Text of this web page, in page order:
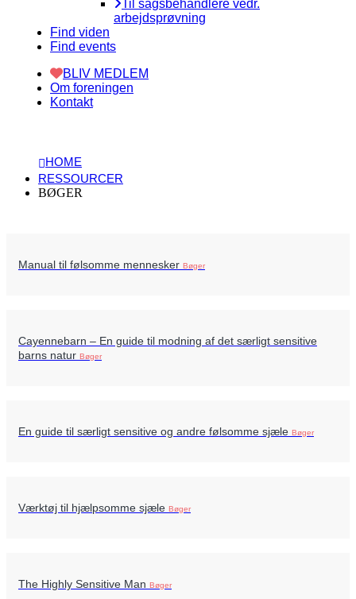
Til sagsbehandlere vedr.
arbejdsprøvning
Find viden
Find events
BLIV MEDLEM
Om foreningen
Kontakt
HOME
RESSOURCER
BØGER
Manual til følsomme mennesker Bøger
Cayennebarn – En guide til modning af det særligt sensitive
barns natur Bøger
En guide til særligt sensitive og andre følsomme sjæle Bøger
Værktøj til hjælpsomme sjæle Bøger
The Highly Sensitive Man Bøger